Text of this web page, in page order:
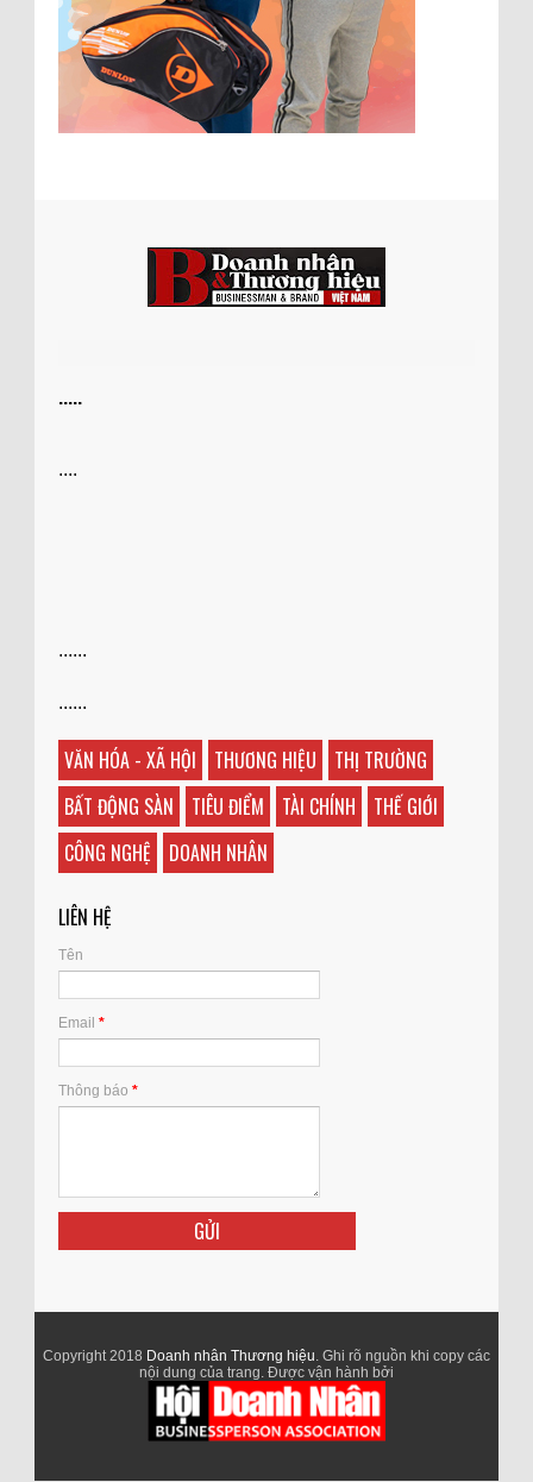
.....
....
......
......
VĂN HÓA - XÃ HỘI THƯƠNG HIỆU
THỊ TRƯỜNG
BẤT ĐỘNG SÀN
TIÊU ĐIỂM TÀI CHÍNH
THẾ GIỚI
CÔNG NGHỆ
DOANH NHÂN
LIÊN HỆ
Tên
Email *
Thông báo *
Copyright 2018 Doanh nhân Thương hiệu. Ghi rõ nguồn khi copy các
nội dung của trang. Được vận hành bởi